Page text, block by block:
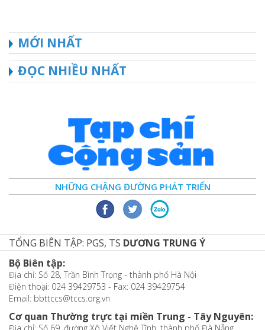
MỚI NHẤT
ĐỌC NHIỀU NHẤT
NHỮNG CHẶNG ĐƯỜNG PHÁT TRIỂN
TỔNG BIÊN TẬP: PGS, TS DƯƠNG TRUNG Ý
Bộ Biên tập:
Địa chỉ: Số 28, Trần Bình Trọng - thành phố Hà Nội
Điện thoại: 024 39429753 - Fax: 024 39429754
Email: bbttccs@tccs.org.vn
Cơ quan Thường trực tại miền Trung - Tây Nguyên:
Địa chỉ: Số 69, đường Xô Viết Nghệ Tĩnh, thành phố Đà Nẵng